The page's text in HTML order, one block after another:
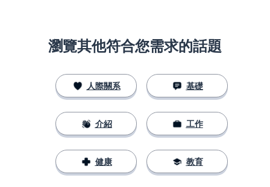
瀏覽其他符合您需求的話題
人際關系
介紹
健康
基礎
工作
教育